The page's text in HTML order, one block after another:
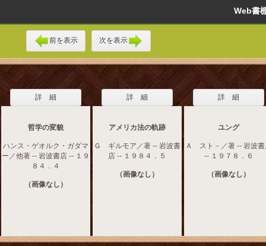
Web
前を表示 次を表示
詳 細
哲学の変貌
ハンス・ゲオルク・ガダマ
ー／他著 -- 岩波書店 -- １９
８４．４
（画像なし）
詳 細
アメリカ法の軌跡
Ｇ ギルモア／著 -- 岩波書
店 -- １９８４．５
（画像なし）
詳 細
ユング
Ａ スト－／著 -- 岩波書
-- １９７８．６
（画像なし）